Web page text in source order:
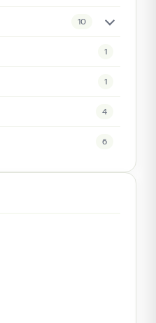
10
51
1
4
6